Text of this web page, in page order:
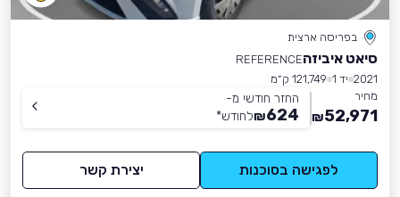
בפריסה ארצית
סיאט איביזהREFERENCE
2021 יד 1
121,749 ק״מ
מחיר
52,971
₪
החזר חודשי מ-
624
₪לחודש*
לפגישה בסוכנות יצירת קשר